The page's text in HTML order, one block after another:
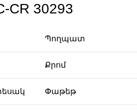
CR 30293
Պողպատ
Քրոմ
Փաթեթ